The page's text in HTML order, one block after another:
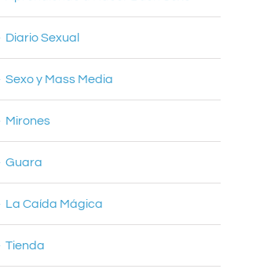
Diario Sexual
Sexo y Mass Media
Mirones
Guara
La Caída Mágica
Tienda